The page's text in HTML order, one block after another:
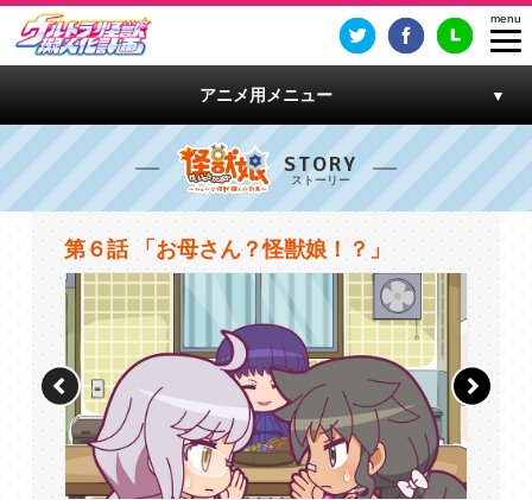
アニメ用メニュー
STORY
第６話 「お母さん？怪獣娘！？」